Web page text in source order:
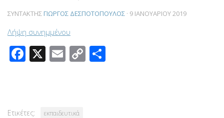
ΣΥΝΤΆΚΤΗΣ ΓΙΏΡΓΟΣ ΔΕΣΠΟΤΌΠΟΥΛΟΣ · 9 ΙΑΝΟΥΑΡΊΟΥ 2019
Λήψη συνημμένου
Facebook
X Email
Copy
Ετικέτες: εκπαιδευτικά